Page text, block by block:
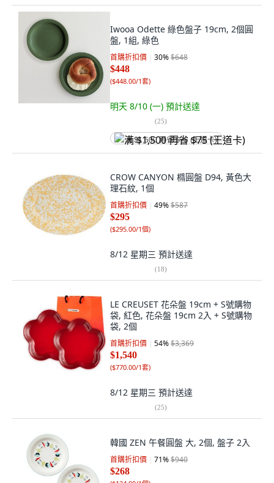
Iwooa Odette 綠色盤子 19cm, 2個圓
盤, 1組, 綠色
首購折扣價 30%$648
$448
($448.00/1套)
明天 8/10 (一) 預計送達
(25)
满 $1,500 再省 $75 (王道卡)
CROW CANYON 橢圓盤 D94, 黃色大
理石紋, 1個
首購折扣價 49%$587
$295
($295.00/1個)
8/12 星期三 預計送達
(18)
LE CREUSET 花朵盤 19cm + S號購物
袋, 紅色, 花朵盤 19cm 2入 + S號購物
袋, 2個
首購折扣價 54%$3,369
$1,540
($770.00/1套)
8/12 星期三 預計送達
(25)
韓國 ZEN 午餐圓盤 大, 2個, 盤子 2入
首購折扣價 71%$940
$268